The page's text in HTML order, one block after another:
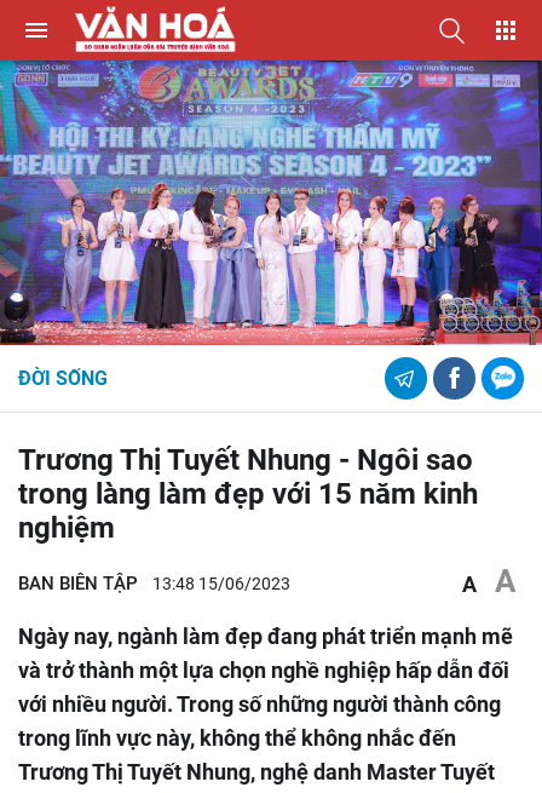
ĐỜI SỐNG
Trương Thị Tuyết Nhung - Ngôi sao
trong làng làm đẹp với 15 năm kinh
nghiệm
BAN BIÊN TẬP 13:48 15/06/2023 A A
Ngày nay, ngành làm đẹp đang phát triển mạnh mẽ
và trở thành một lựa chọn nghề nghiệp hấp dẫn đối
với nhiều người. Trong số những người thành công
trong lĩnh vực này, không thể không nhắc đến
Trương Thị Tuyết Nhung, nghệ danh Master Tuyết